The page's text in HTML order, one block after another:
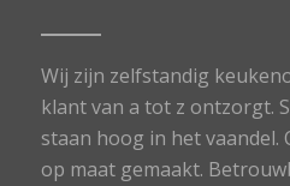
Wij zijn zelfstandig
klant van a tot z ontzorgt.
staan hoog in het vaandel.
op maat gemaakt.